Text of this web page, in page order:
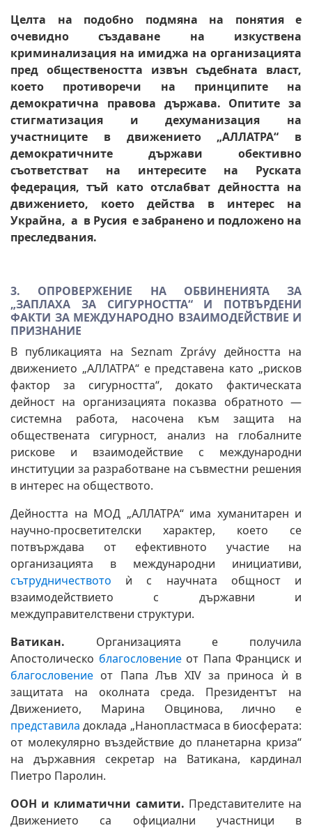
Целта на подобно подмяна на понятия е
очевидно създаване на изкуствена
криминализация на имиджа на организацията
пред обществеността извън съдебната власт,
което противоречи на принципите на
демократична правова държава. Опитите за
стигматизация и дехуманизация на
участниците в движението „АЛЛАТРА“ в
демократичните държави обективно
съответстват на интересите на Руската
федерация, тъй като отслабват дейността на
движението, което действа в интерес на
Украйна, а в Русия е забранено и подложено на
преследвания.
3. ОПРОВЕРЖЕНИЕ НА ОБВИНЕНИЯТА ЗА
„ЗАПЛАХА ЗА СИГУРНОСТТА“ И ПОТВЪРДЕНИ
ФАКТИ ЗА МЕЖДУНАРОДНО ВЗАИМОДЕЙСТВИЕ И
ПРИЗНАНИЕ
В публикацията на Seznam Zprávy дейността на
движението „АЛЛАТРА“ е представена като „рисков
фактор за сигурността“, докато фактическата
дейност на организацията показва обратното —
системна работа, насочена към защита на
обществената сигурност, анализ на глобалните
рискове и взаимодействие с международни
институции за разработване на съвместни решения
в интерес на обществото.
Дейността на МОД „АЛЛАТРА“ има хуманитарен и
научно-просветителски характер, което се
потвърждава от ефективното участие на
организацията в международни инициативи,
сътрудничеството ѝ с научната общност и
взаимодействието с държавни и
междуправителствени структури.
Ватикан. Организацията е получила
Апостолическо благословение от Папа Франциск и
благословение от Папа Лъв XIV за приноса ѝ в
защитата на околната среда. Президентът на
Движението, Марина Овцинова, лично е
представиладоклада „Нанопластмаса в биосферата:
от молекулярно въздействие до планетарна криза“
на държавния секретар на Ватикана, кардинал
Пиетро Паролин.
ООН и климатични самити. Представителите на
Движението са официални участници в